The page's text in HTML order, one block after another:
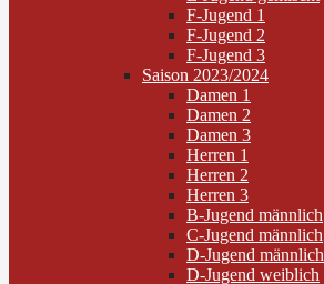
F-Jugend 1
F-Jugend 2
F-Jugend 3
Saison 2023/2024
Damen 1
Damen 2
Damen 3
Herren 1
Herren 2
Herren 3
B-Jugend männlich
C-Jugend männlich
D-Jugend männlich
D-Jugend weiblich